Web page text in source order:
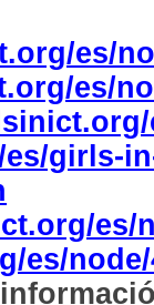
es/
es/
girls-
es/
es/node/